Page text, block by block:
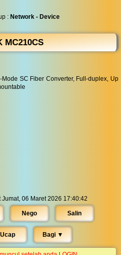
: Network - Device
MC210CS
SC Fiber Converter, Full-duplex, Up
06 Maret 2026 17:40:42
Nego Salin
Ucap Bagi ▼︎